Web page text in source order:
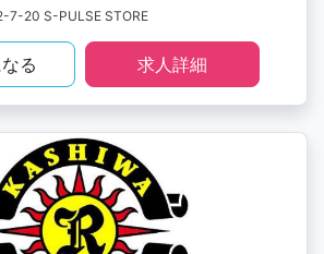
7-20 S-PULSE STORE
る 求人詳細